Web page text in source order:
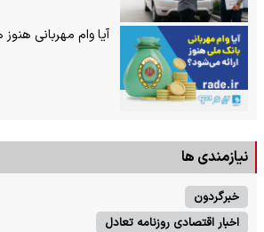
آیا وام مهربانی
نیازمندی ها
خبرگردون
اخبار اقتصادی روزنامه تعادل